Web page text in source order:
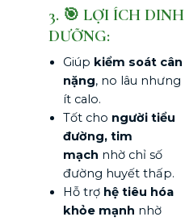
3. 🎯 LỢI ÍCH DINH
DƯỠNG:
Giúp kiểm soát cân
nặng, no lâu nhưng
ít calo.
Tốt cho người tiểu
đường, tim
mạch nhờ chỉ số
đường huyết thấp.
Hỗ trợ hệ tiêu hóa
khỏe mạnh nhờ